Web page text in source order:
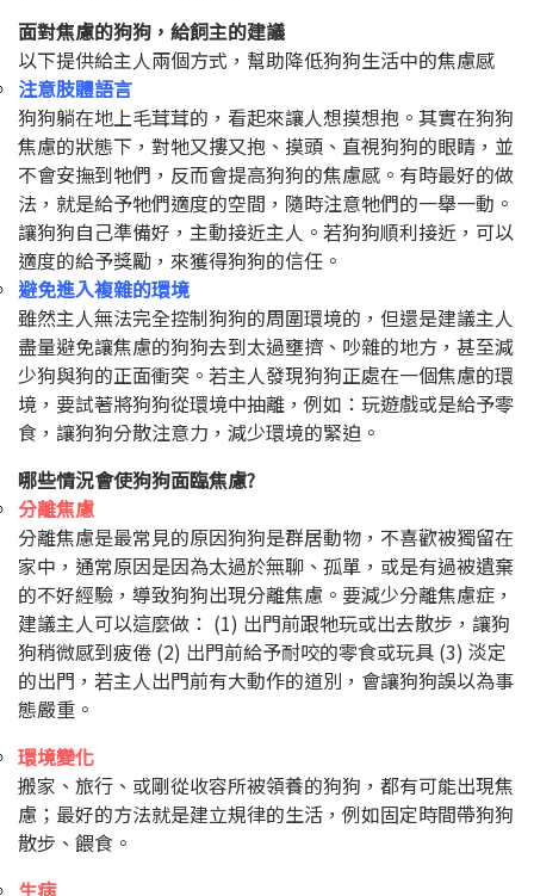
面對焦慮的狗狗，給飼主的建議
以下提供給主人兩個方式，幫助降低狗狗生活中的焦慮感
注意肢體語言
狗狗躺在地上毛茸茸的，看起來讓人想摸想抱。其實在狗狗
焦慮的狀態下，對牠又摟又抱、摸頭、直視狗狗的眼睛，並
不會安撫到牠們，反而會提高狗狗的焦慮感。有時最好的做
法，就是給予牠們適度的空間，隨時注意牠們的一舉一動。
讓狗狗自己準備好，主動接近主人。若狗狗順利接近，可以
適度的給予獎勵，來獲得狗狗的信任。
避免進入複雜的環境
雖然主人無法完全控制狗狗的周圍環境的，但還是建議主人
盡量避免讓焦慮的狗狗去到太過壅擠、吵雜的地方，甚至減
少狗與狗的正面衝突。若主人發現狗狗正處在一個焦慮的環
境，要試著將狗狗從環境中抽離，例如：玩遊戲或是給予零
食，讓狗狗分散注意力，減少環境的緊迫。
哪些情況會使狗狗面臨焦慮?
分離焦慮
分離焦慮是最常見的原因狗狗是群居動物，不喜歡被獨留在
家中，通常原因是因為太過於無聊、孤單，或是有過被遺棄
的不好經驗，導致狗狗出現分離焦慮。要減少分離焦慮症，
建議主人可以這麼做： (1) 出門前跟牠玩或出去散步，讓狗
狗稍微感到疲倦 (2) 出門前給予耐咬的零食或玩具 (3) 淡定
的出門，若主人出門前有大動作的道別，會讓狗狗誤以為事
態嚴重。
環境變化
搬家、旅行、或剛從收容所被領養的狗狗，都有可能出現焦
慮；最好的方法就是建立規律的生活，例如固定時間帶狗狗
散步、餵食。